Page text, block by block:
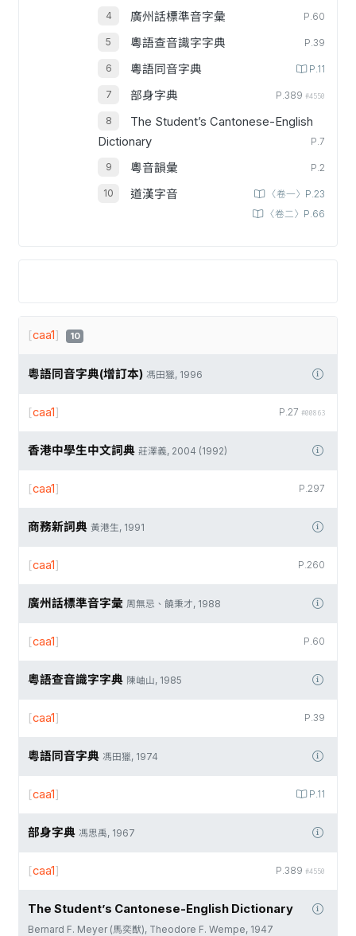
廣州話標準音字彙 P.60
粵語查音識字字典 P.39
粵語同音字典 P.11
部身字典 P.389 #4550
The Student’s Cantonese-English
Dictionary
P.7
粵音韻彙 P.2
道漢字音
〈卷一〉P.23
〈卷二〉P.66
[caa1] 10
粵語同音字典(增訂本) 馮田獵, 1996
P.27 #00863
[caa1]
香港中學生中文詞典 莊澤義, 2004 (1992)
P.297
[caa1]
商務新詞典 黃港生, 1991
P.260
[caa1]
廣州話標準音字彙 周無忌、饒秉才, 1988
P.60
[caa1]
粵語查音識字字典 陳岫山, 1985
P.39
[caa1]
粵語同音字典 馮田獵, 1974
P.11
[caa1]
部身字典 馮思禹, 1967
P.389 #4550
[caa1]
The Student’s Cantonese-English Dictionary
Bernard F. Meyer (馬奕猷), Theodore F. Wempe, 1947